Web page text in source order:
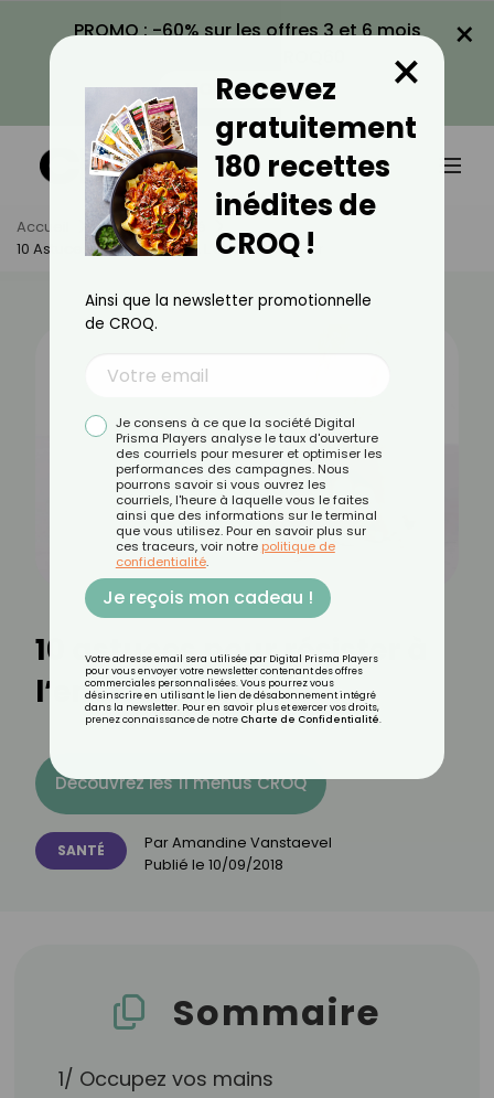
PROMO : -60% sur les offres 3 et 6 mois
VOIR LA PROMO
×
Accueil Actus
Santé
10 Astuces Pour Résister À L’envie De Fumer
10 astuces pour résister à
l’envie de fumer
Découvrez les 11 menus CROQ
SANTÉ ParAmandine Vanstaevel
Publié le 10/09/2018
Sommaire
1/ Occupez vos mains
Recevez
gratuitement
180 recettes
inédites de
CROQ !
×
Ainsi que la newsletter promotionnelle
de CROQ.
Je consens à ce que la société Digital
Prisma Players analyse le taux d'ouverture
des courriels pour mesurer et optimiser les
performances des campagnes. Nous
pourrons savoir si vous ouvrez les
courriels, l'heure à laquelle vous le faites
ainsi que des informations sur le terminal
que vous utilisez. Pour en savoir plus sur
ces traceurs, voir notre politique de
confidentialité.
Je reçois mon cadeau !
Votre adresse email sera utilisée par Digital Prisma Players
pour vous envoyer votre newsletter contenant des offres
commerciales personnalisées. Vous pourrez vous
désinscrire en utilisant le lien de désabonnement intégré
dans la newsletter. Pour en savoir plus et exercer vos droits,
prenez connaissance de notre Charte de Confidentialité.